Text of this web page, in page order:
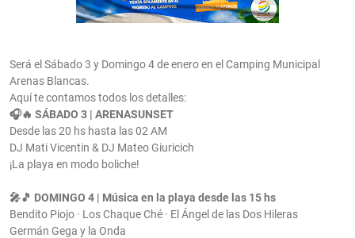
Será el Sábado 3 y Domingo 4 de enero en el Camping Municipal
Arenas Blancas.
Aquí te contamos todos los detalles:
🎧🔥 SÁBADO 3 | ARENASUNSET
Desde las 20 hs hasta las 02 AM
DJ Mati Vicentin & DJ Mateo Giuricich
¡La playa en modo boliche!
🎤🎵 DOMINGO 4 | Música en la playa desde las 15 hs
Bendito Piojo · Los Chaque Ché · El Ángel de las Dos Hileras
Germán Gega y la Onda